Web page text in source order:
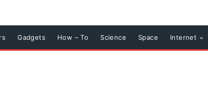
Gadgets How – To Science Space Internet